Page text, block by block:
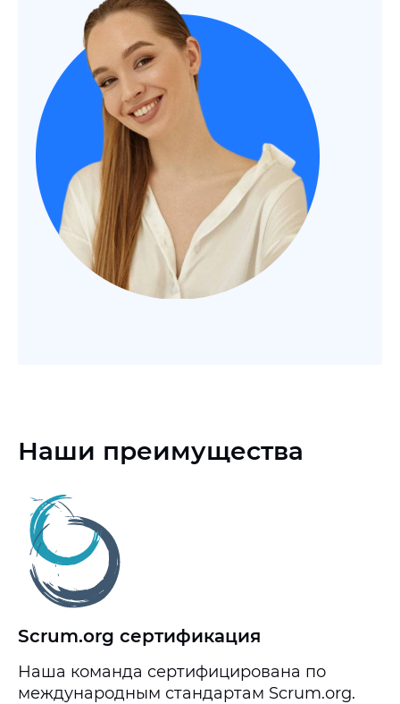
Наши преимущества
Scrum.org сертификация
Наша команда сертифицирована по
международным стандартам Scrum.org.